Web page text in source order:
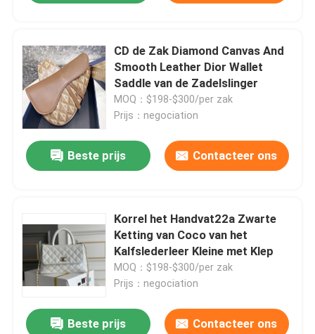
CD de Zak Diamond Canvas And
Smooth Leather Dior Wallet
Saddle van de Zadelslinger
MOQ：$198-$300/per zak
Prijs：negociation
Beste prijs Contacteer ons
Korrel het Handvat22a Zwarte
Ketting van Coco van het
Kalfslederleer Kleine met Klep
MOQ：$198-$300/per zak
Prijs：negociation
Beste prijs Contacteer ons